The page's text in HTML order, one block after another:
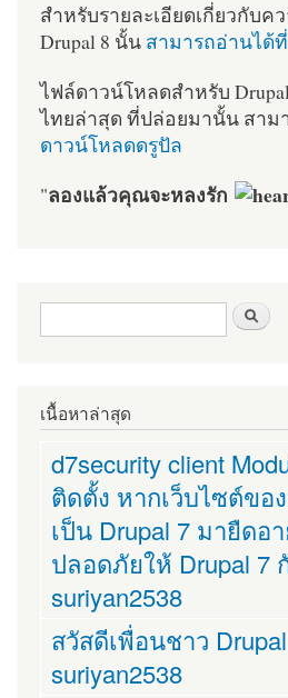
สำหรับรายละเอียดเกี่ยวกับค
Drupal 8 นั้น สามารถอ่านได้
ไฟล์ดาวน์โหลดสำหรับ
ไทยล่าสุด ที่ปล่อยมานั้น สาม
ดาวน์โหลดดรูปัล
"ลองแล้วคุณจะหลงรัก
ฟอร์มค้นหา
เนื้อหาล่าสุด
d7security client
ติดตั้ง หากเว็บไซต์ขอ
เป็น Drupal 7 มายืดอ
ปลอดภัยให้ Drupal 7
suriyan2538
สวัสดีเพื่อนชาว
suriyan2538